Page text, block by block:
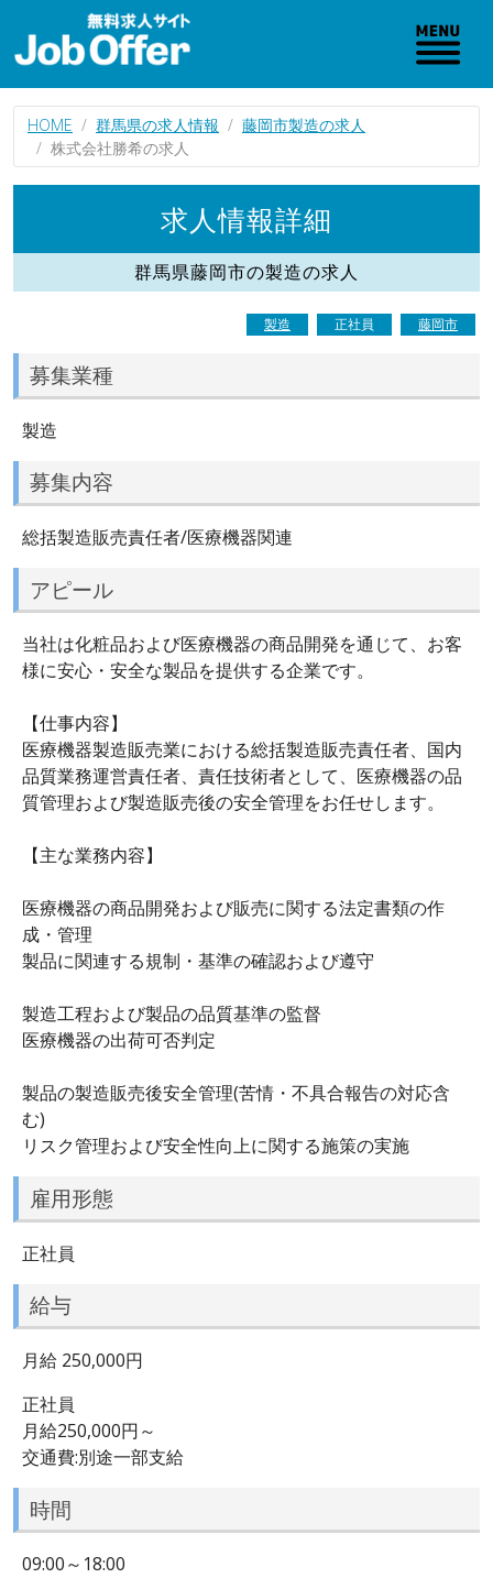
HOME 群馬県の求人情報
藤岡市製造の求人
株式会社勝希の求人
求人情報詳細
群馬県藤岡市の製造の求人
製造 正社員 藤岡市
募集業種
製造
募集内容
総括製造販売責任者/医療機器関連
アピール
当社は化粧品および医療機器の商品開発を通じて、お客
様に安心・安全な製品を提供する企業です。
【仕事内容】
医療機器製造販売業における総括製造販売責任者、国内
品質業務運営責任者、責任技術者として、医療機器の品
質管理および製造販売後の安全管理をお任せします。
【主な業務内容】
医療機器の商品開発および販売に関する法定書類の作
成・管理
製品に関連する規制・基準の確認および遵守
製造工程および製品の品質基準の監督
医療機器の出荷可否判定
製品の製造販売後安全管理(苦情・不具合報告の対応含
む)
リスク管理および安全性向上に関する施策の実施
雇用形態
正社員
給与
月給 250,000円
正社員
月給250,000円～
交通費:別途一部支給
時間
09:00～18:00